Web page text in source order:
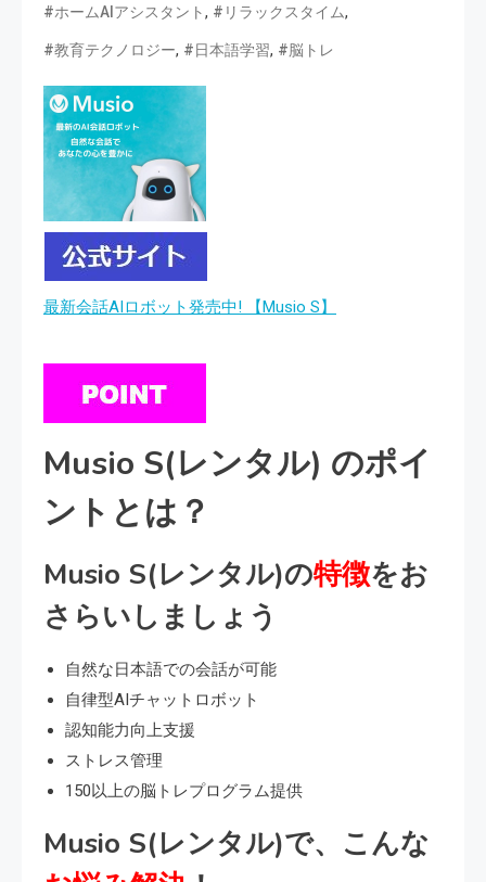
#ホームAIアシスタント, #リラックスタイム,
#教育テクノロジー, #日本語学習, #脳トレ
最新会話AIロボット発売中! 【Musio S】
Musio S(レンタル) のポイ
ントとは？
Musio S(レンタル)の特徴をお
さらいしましょう
自然な日本語での会話が可能
自律型AIチャットロボット
認知能力向上支援
ストレス管理
150以上の脳トレプログラム提供
Musio S(レンタル)で、こんな